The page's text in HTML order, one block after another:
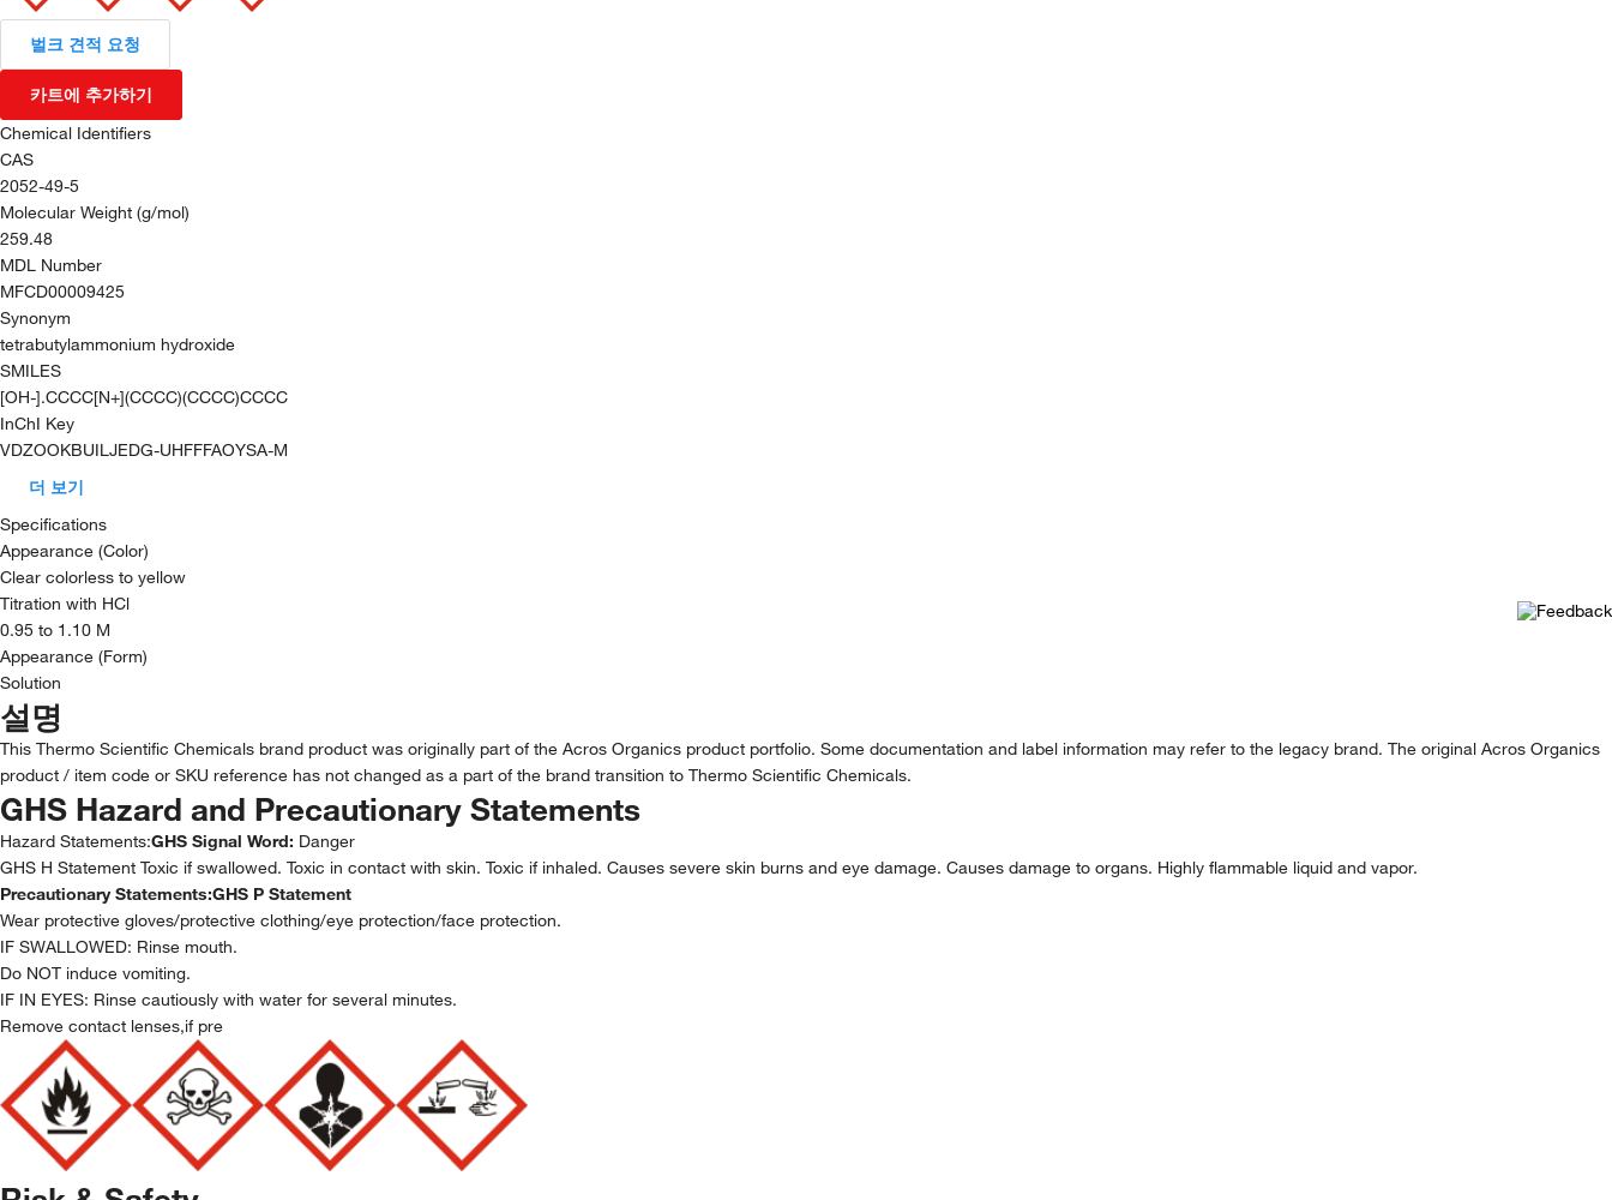
벌크 견적 요청
카트에 추가하기
Chemical Identifiers
CAS
2052-49-5
Molecular Weight (g/mol)
259.48
MDL Number
MFCD00009425
Synonym
tetrabutylammonium hydroxide
SMILES
[OH-].CCCC[N+](CCCC)(CCCC)CCCC
InChI Key
VDZOOKBUILJEDG-UHFFFAOYSA-M
더 보기
Specifications
Appearance (Color)
Clear colorless to yellow
Titration with HCl
0.95 to 1.10 M
Appearance (Form)
Solution
설명
This Thermo Scientific Chemicals brand product was originally part of the Acros Organics product portfolio. Some documentation and label information may refer to the legacy brand. The original Acros Organics
product / item code or SKU reference has not changed as a part of the brand transition to Thermo Scientific Chemicals.
GHS Hazard and Precautionary Statements
Hazard Statements:GHS Signal Word: Danger
GHS H Statement Toxic if swallowed. Toxic in contact with skin. Toxic if inhaled. Causes severe skin burns and eye damage. Causes damage to organs. Highly flammable liquid and vapor.
Precautionary Statements:GHS P Statement
Wear protective gloves/protective clothing/eye protection/face protection.
IF SWALLOWED: Rinse mouth.
Do NOT induce vomiting.
IF IN EYES: Rinse cautiously with water for several minutes.
Remove contact lenses,if pre